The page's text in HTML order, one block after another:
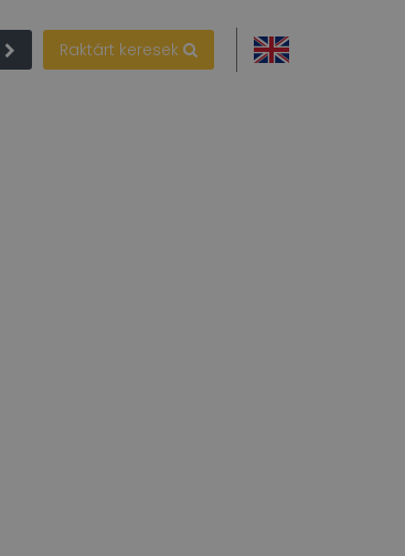
Raktárt keresek